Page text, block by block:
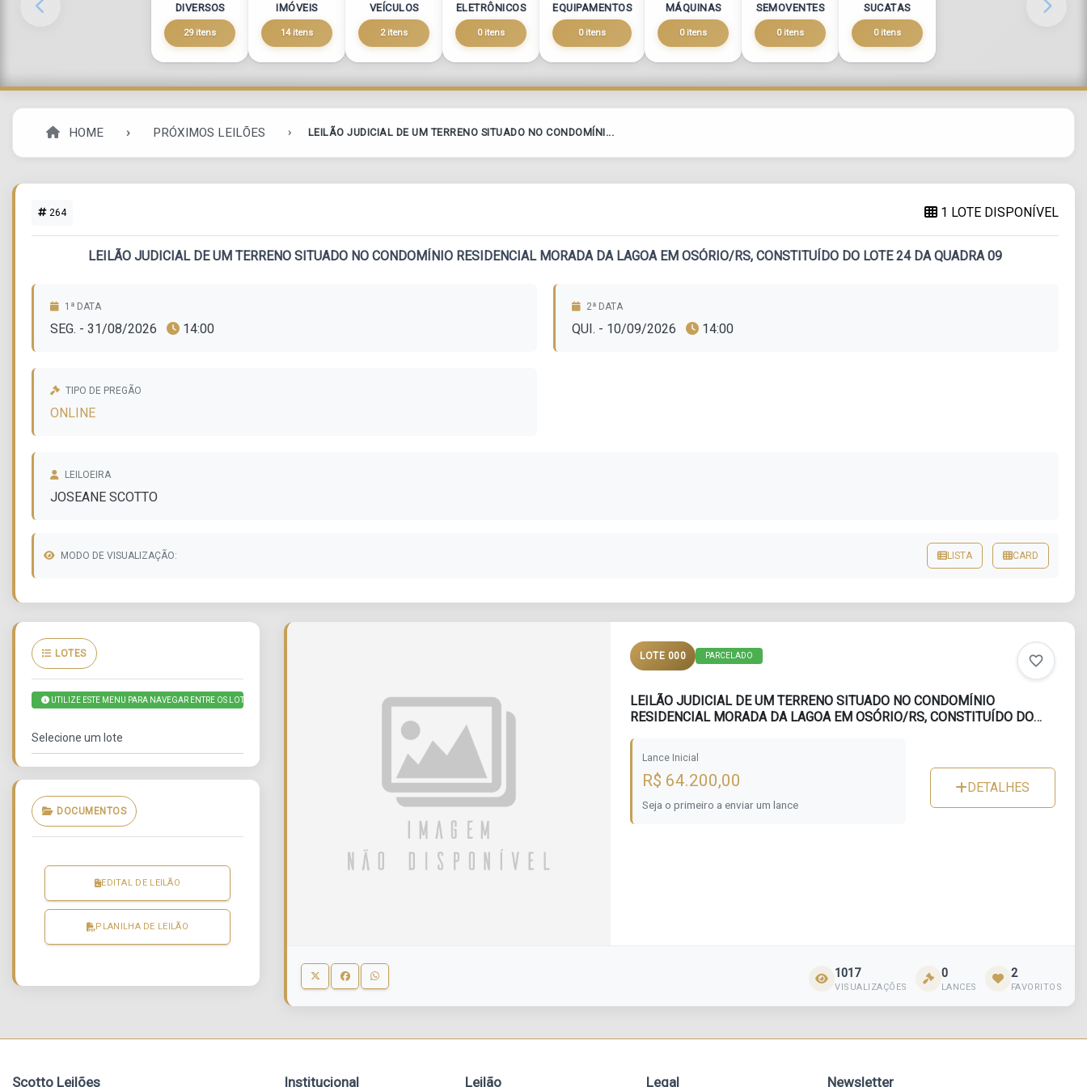
DIVERSOS
29 itens
IMÓVEIS
14 itens
VEÍCULOS
2 itens
ELETRÔNICOS
0 itens
EQUIPAMENTOS
0 itens
MÁQUINAS
0 itens
SEMOVENTES
0 itens
SUCATAS
0 itens
HOME PRÓXIMOS LEILÕES LEILÃO JUDICIAL DE UM TERRENO SITUADO NO CONDOMÍNI...
264 1 LOTE DISPONÍVEL
LEILÃO JUDICIAL DE UM TERRENO SITUADO NO CONDOMÍNIO RESIDENCIAL MORADA DA LAGOA EM OSÓRIO/RS, CONSTITUÍDO DO LOTE 24 DA QUADRA 09
1ª DATA
SEG. - 31/08/2026 14:00
2ª DATA
QUI. - 10/09/2026 14:00
TIPO DE PREGÃO
ONLINE
LEILOEIRA
JOSEANE SCOTTO
MODO DE VISUALIZAÇÃO: LISTA CARD
LOTES
UTILIZE ESTE MENU PARA NAVEGAR ENTRE OS LOTES
DOCUMENTOS
EDITAL DE LEILÃO
PLANILHA DE LEILÃO
LOTE 000 PARCELADO favorite_border
LEILÃO JUDICIAL DE UM TERRENO SITUADO NO CONDOMÍNIO
RESIDENCIAL MORADA DA LAGOA EM OSÓRIO/RS, CONSTITUÍDO DO
Lance Inicial
R$ 64.200,00
Seja o primeiro a enviar um lance
DETALHES
1017
VISUALIZAÇÕES
0
LANCES
2
FAVORITOS
Scotto Leilões Institucional Leilão Legal Newsletter